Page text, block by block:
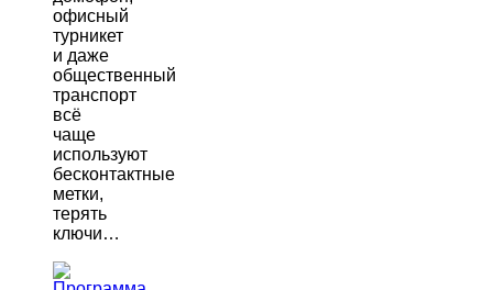
офисный
турникет
и даже
общественный
транспорт
всё
чаще
используют
бесконтактные
метки,
терять
ключи…